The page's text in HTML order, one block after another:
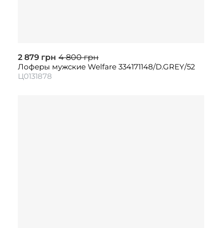
2 879 грн 4 800 грн
Лоферы мужские Welfare 334171148/D.GREY/52
Ц0131878